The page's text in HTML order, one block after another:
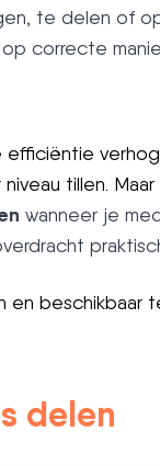
te delen of
correcte
efficiëntie
tillen. Maar
wanneer je
beschikbaar
delen